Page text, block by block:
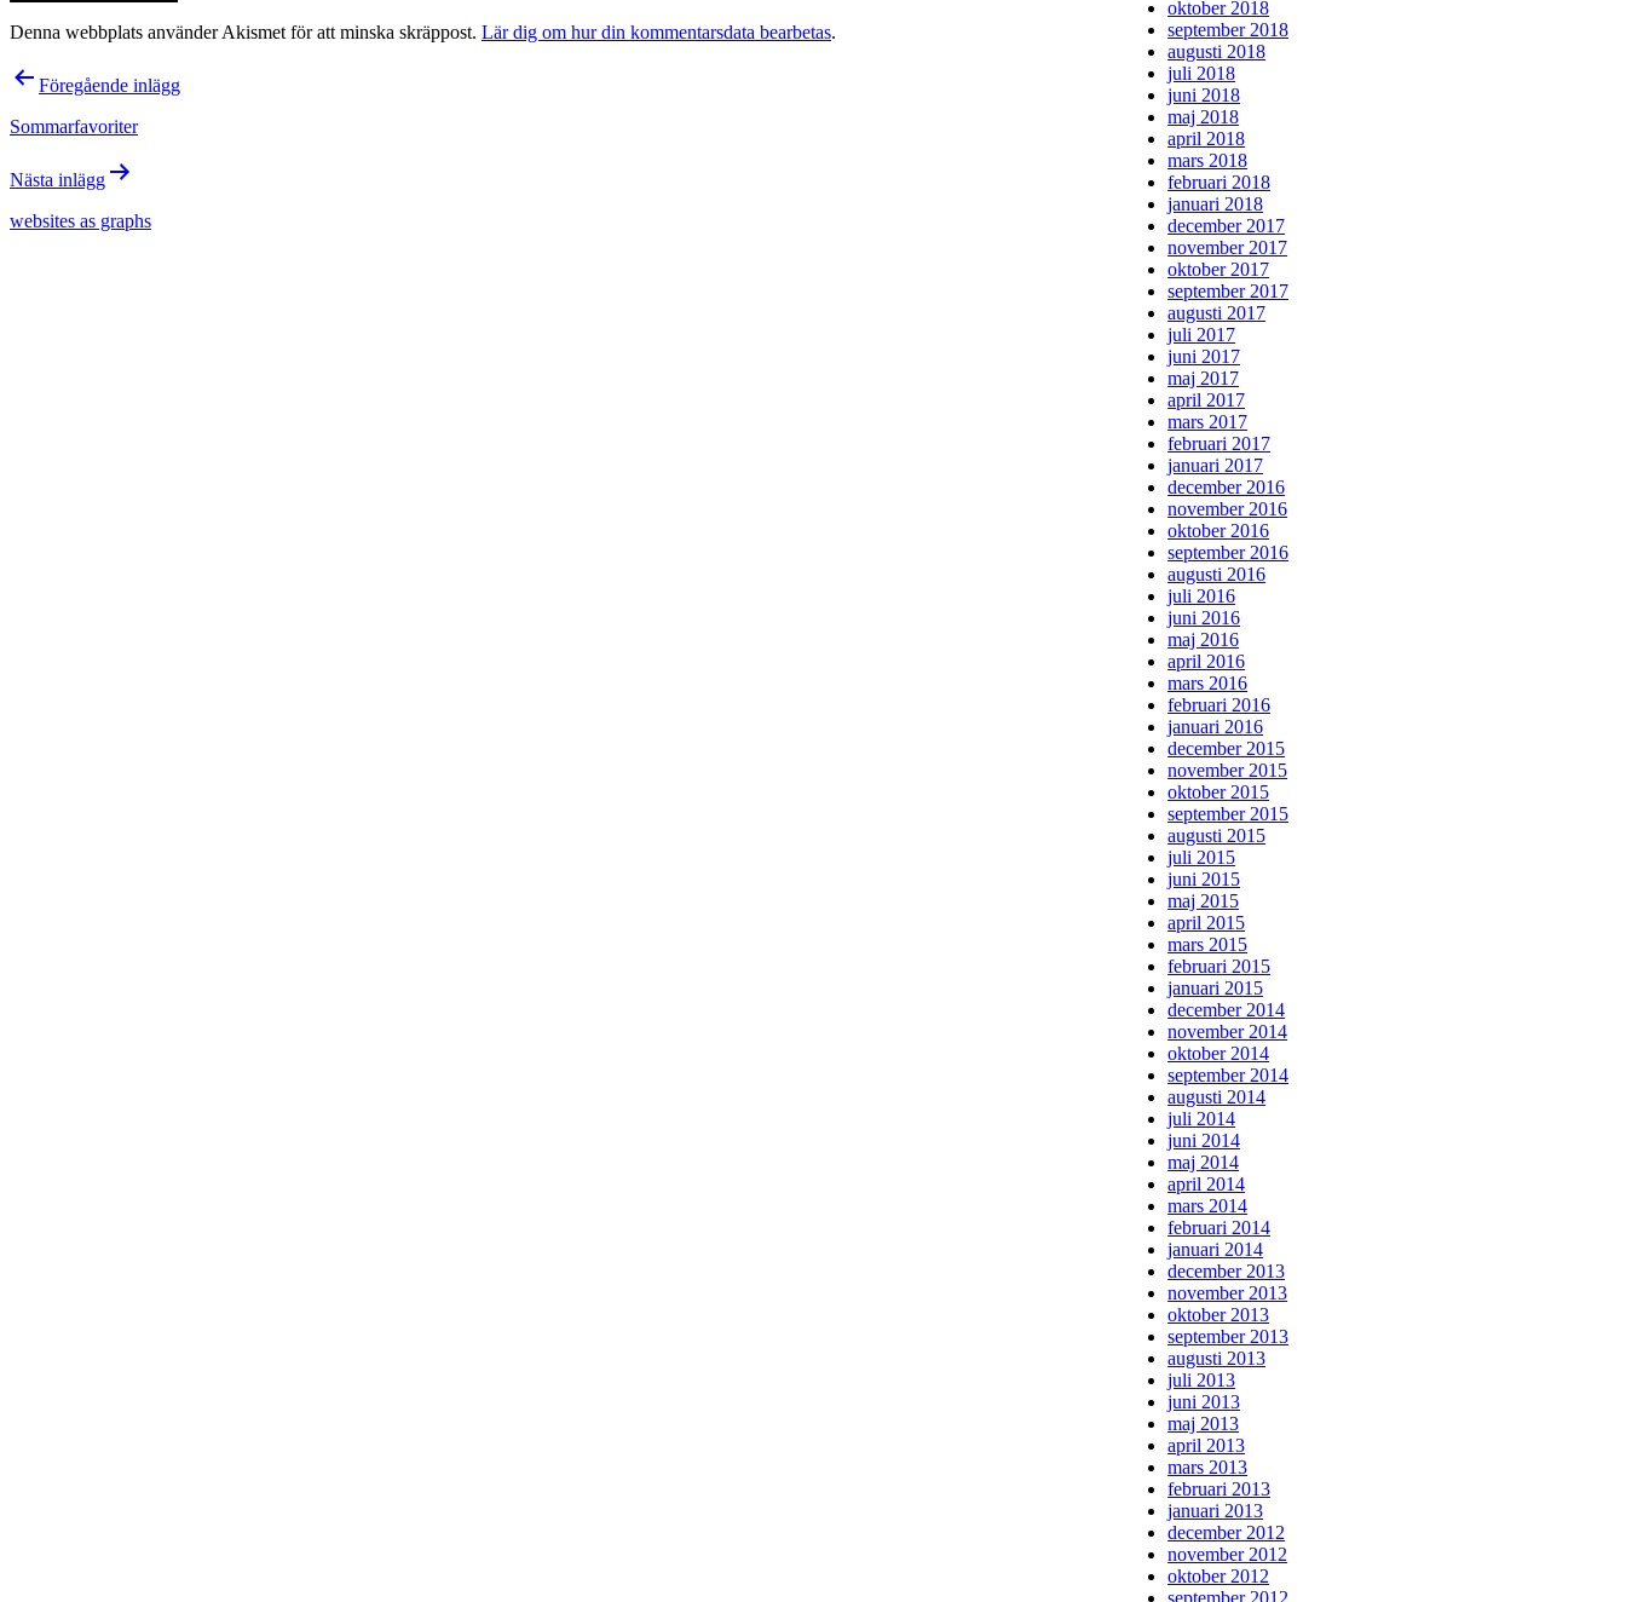
Denna webbplats använder Akismet för att minska skräppost. Lär dig om hur din kommentarsdata bearbetas.
Inläggsnavigering
Föregående inlägg
Sommarfavoriter
Nästa inlägg
websites as graphs
oktober 2018
september 2018
augusti 2018
juli 2018
juni 2018
maj 2018
april 2018
mars 2018
februari 2018
januari 2018
december 2017
november 2017
oktober 2017
september 2017
augusti 2017
juli 2017
juni 2017
maj 2017
april 2017
mars 2017
februari 2017
januari 2017
december 2016
november 2016
oktober 2016
september 2016
augusti 2016
juli 2016
juni 2016
maj 2016
april 2016
mars 2016
februari 2016
januari 2016
december 2015
november 2015
oktober 2015
september 2015
augusti 2015
juli 2015
juni 2015
maj 2015
april 2015
mars 2015
februari 2015
januari 2015
december 2014
november 2014
oktober 2014
september 2014
augusti 2014
juli 2014
juni 2014
maj 2014
april 2014
mars 2014
februari 2014
januari 2014
december 2013
november 2013
oktober 2013
september 2013
augusti 2013
juli 2013
juni 2013
maj 2013
april 2013
mars 2013
februari 2013
januari 2013
december 2012
november 2012
oktober 2012
september 2012